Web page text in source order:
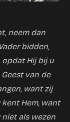
neem dan
bidden,
opdat Hij bij u
van de
want zij
Hem, want
niet als wezen